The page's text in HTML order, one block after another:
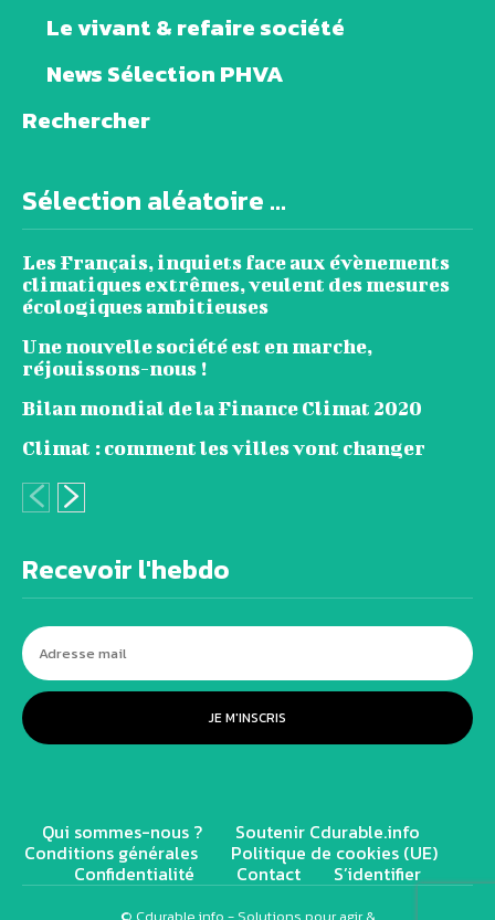
Le vivant & refaire société
News Sélection PHVA
Rechercher
Sélection aléatoire ...
Les Français, inquiets face aux évènements
climatiques extrêmes, veulent des mesures
écologiques ambitieuses
Une nouvelle société est en marche,
réjouissons-nous !
Bilan mondial de la Finance Climat 2020
Climat : comment les villes vont changer
Recevoir l'hebdo
JE M'INSCRIS
Qui sommes-nous ? Soutenir Cdurable.info
Conditions générales Politique de cookies (UE)
Confidentialité Contact S’identifier